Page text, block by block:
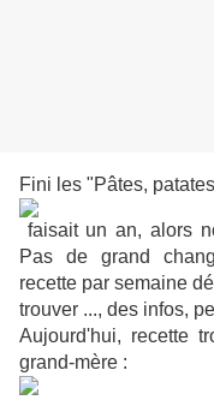
Fini les "Pâtes,
faisait un an, alors
Pas de grand
recette par semaine
trouver ..., des infos,
Aujourd'hui, recette
grand-mère :